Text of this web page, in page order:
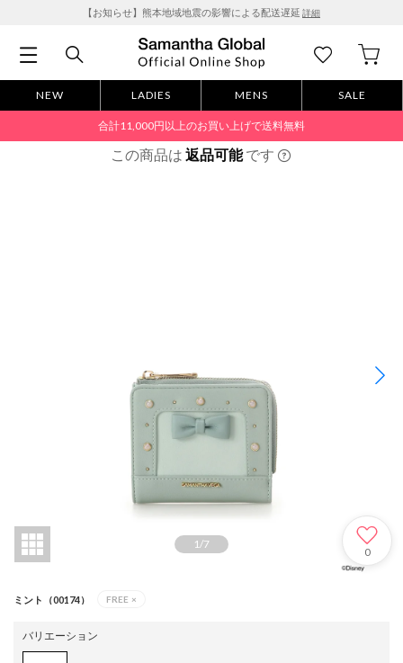
【お知らせ】熊本地域地震の影響による配送遅延 詳細
NEW LADIES MENS SALE
合計11,000円以上のお買い上げで送料無料
この商品は 返品可能です
1/7
0
ミント（00174） FREE ×
バリエーション